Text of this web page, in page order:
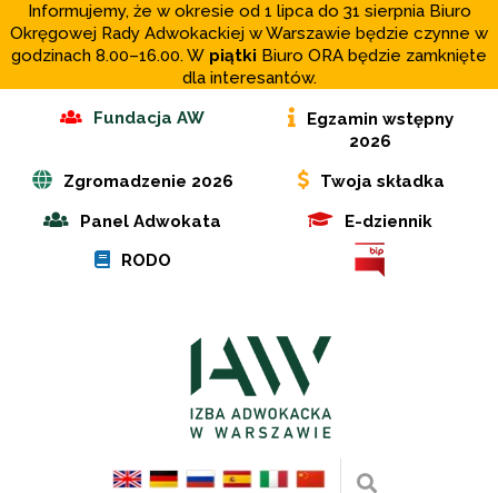
Informujemy, że w okresie od 1 lipca do 31 sierpnia Biuro
Okręgowej Rady Adwokackiej w Warszawie będzie czynne w
godzinach 8.00–16.00. W piątki Biuro ORA będzie zamknięte
dla interesantów.
Fundacja AW
Egzamin wstępny
2026
Zgromadzenie 2026
Twoja składka
Panel Adwokata
E-dziennik
RODO
Wyszukaj